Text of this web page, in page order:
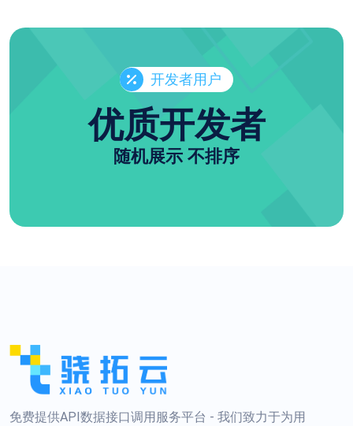
开发者用户
优质开发者
随机展示 不排序
免费提供API数据接口调用服务平台 - 我们致力于为用